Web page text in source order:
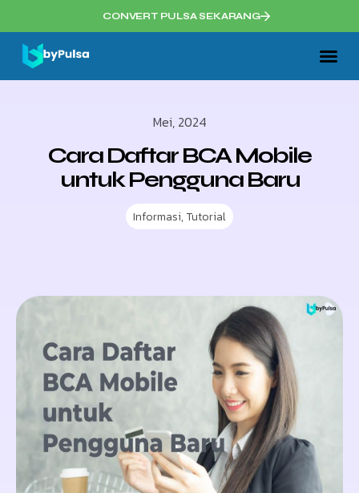
CONVERT PULSA SEKARANG
Mei, 2024
Cara Daftar BCA Mobile
untuk Pengguna Baru
Informasi,Tutorial